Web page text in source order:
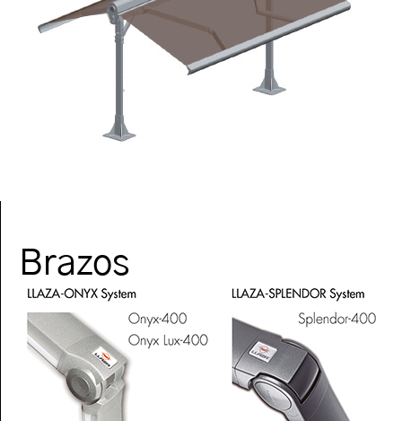
Brazos